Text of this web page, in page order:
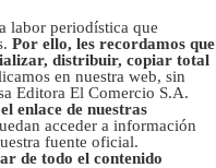
labor periodística que
Por ello, les recordamos que
distribuir, copiar total
en nuestra web, sin
Editora El Comercio S.A.
enlace de nuestras
acceder a información
fuente oficial.
de todo el contenido